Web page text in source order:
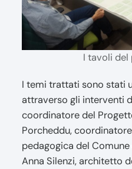
I tavoli del
I temi trattati sono stati
attraverso gli interventi
coordinatore del
Porcheddu,
pedagogica del
Anna Silenzi, architetto